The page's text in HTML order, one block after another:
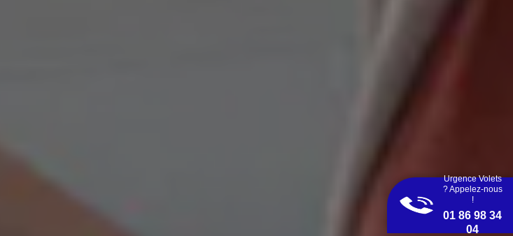
Urgence Volets
? Appelez-nous
!
01 86 98 34
04